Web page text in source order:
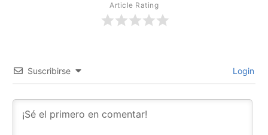
Article Rating
Suscribirse Login